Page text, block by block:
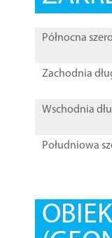
Północna
Zachodnia
Wschodnia
Południowa